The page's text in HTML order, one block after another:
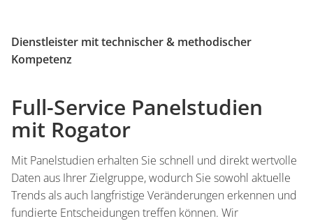
Dienstleister mit technischer & methodischer
Kompetenz
Full-Service Panelstudien
mit Rogator
Mit Panelstudien erhalten Sie schnell und direkt wertvolle
Daten aus Ihrer Zielgruppe, wodurch Sie sowohl aktuelle
Trends als auch langfristige Veränderungen erkennen und
fundierte Entscheidungen treffen können. Wir